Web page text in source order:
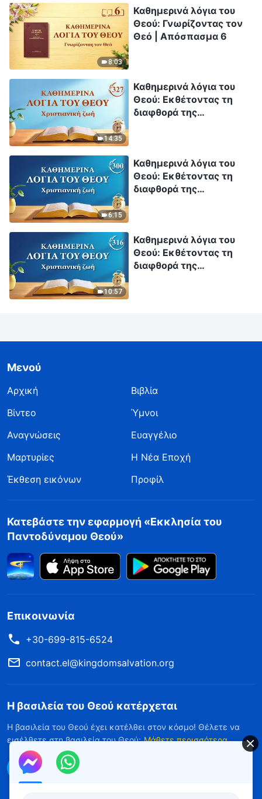
8:03
Καθημερινά λόγια του
Θεού: Γνωρίζοντας τον
Θεό | Απόσπασμα 6
14:35
Καθημερινά λόγια του
Θεού: Εκθέτοντας τη
διαφθορά της
6:15
Καθημερινά λόγια του
Θεού: Εκθέτοντας τη
διαφθορά της
10:57
Καθημερινά λόγια του
Θεού: Εκθέτοντας τη
διαφθορά της
Μενού
Αρχική
Βιβλία
Βίντεο
Ύμνοι
Αναγνώσεις
Ευαγγέλιο
Μαρτυρίες
Η Νέα Εποχή
Έκθεση εικόνων
Προφίλ
Κατεβάστε την εφαρμογή «Εκκλησία του
Παντοδύναμου Θεού»
Επικοινωνία
+30-699-815-6524
contact.el@kingdomsalvation.org
Η βασιλεία του Θεού κατέρχεται
Η βασιλεία του Θεού έχει κατέλθει στον κόσμο! Θέλετε να
εισέλθετε στη βασιλεία του Θεού; Μάθετε περισσότερα
Επικοινωνήστε μαζί μας μέσω Messenger